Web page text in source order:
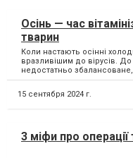
Осінь — час
тварин
Коли настають осінні
вразливішим до вірусів.
недостатньо
15 сентября 2024 г.
3 міфи про